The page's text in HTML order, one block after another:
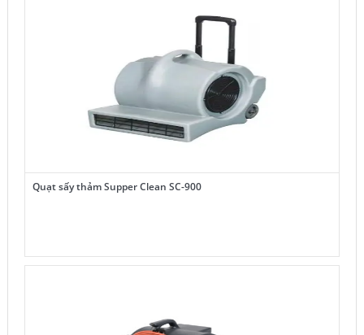
Quạt sấy thảm Supper Clean SC-900